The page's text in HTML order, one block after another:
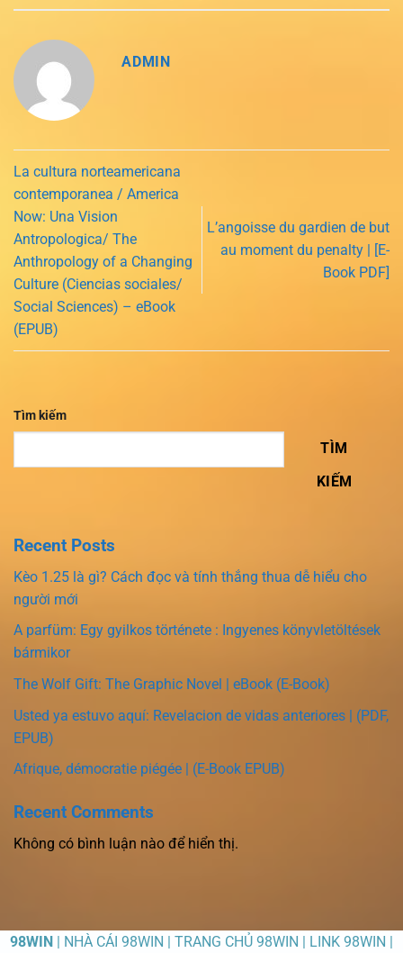
ADMIN
La cultura norteamericana
contemporanea / America
Now: Una Vision
Antropologica/ The
Anthropology of a Changing
Culture (Ciencias sociales/
Social Sciences) – eBook
(EPUB)
L’angoisse du gardien de but
au moment du penalty | [E-
Book PDF]
Tìm kiếm
TÌM
KIẾM
Recent Posts
Kèo 1.25 là gì? Cách đọc và tính thắng thua dễ hiểu cho
người mới
A parfüm: Egy gyilkos története : Ingyenes könyvletöltések
bármikor
The Wolf Gift: The Graphic Novel | eBook (E-Book)
Usted ya estuvo aquí: Revelacion de vidas anteriores | (PDF,
EPUB)
Afrique, démocratie piégée | (E-Book EPUB)
Recent Comments
Không có bình luận nào để hiển thị.
98WIN | NHÀ CÁI 98WIN | TRANG CHỦ 98WIN | LINK 98WIN |